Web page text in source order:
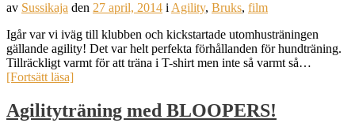
av Sussikaja den 27 april, 2014 i Agility, Bruks, film
Igår var vi iväg till klubben och kickstartade utomhusträningen
gällande agility! Det var helt perfekta förhållanden för hundträning.
Tillräckligt varmt för att träna i T-shirt men inte så varmt så…
[Fortsätt läsa]
Agilityträning med BLOOPERS!